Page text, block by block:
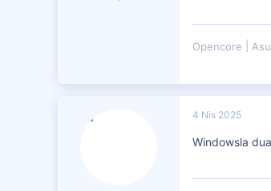
Opencore
4 Nis 2025
Windowsla